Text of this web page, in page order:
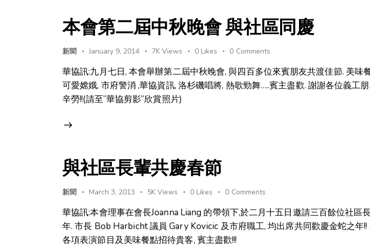
本會第二屆中秋晚會 與社區同慶
新聞 January 9, 2014 7K Views 0 Likes 0 Comments
華協訊:九月七日, 本會舉辦第二屆中秋晚會, 與四百多位來賓朋友共渡佳節. 美味
可愛嫦娥, 市府警消 ,華協資訊, 洛杉磯唱將, 熱歌勁舞…..賓主盡歡. 謝謝各位義工
辛勞!!(請至”華協剪影”欣賞照片)
與社區長輩共慶春節
新聞 March 3, 2013 5K Views 0 Likes 0 Comments
華協訊:本會理事在會長Joanna Liang 的帶領下,於二月十五日邀請三百餘位社區
年. 市長 Bob Harbicht 議員 Gary Kovicic 及市府職工, 均出席共同歡慶金蛇之年
各項表演節目及美味餐點招待貴客, 賓主盡歡!!!